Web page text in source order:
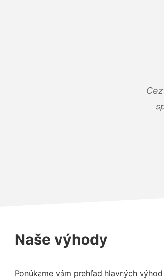
Naše výhody
Ponúkame vám prehľad hlavných